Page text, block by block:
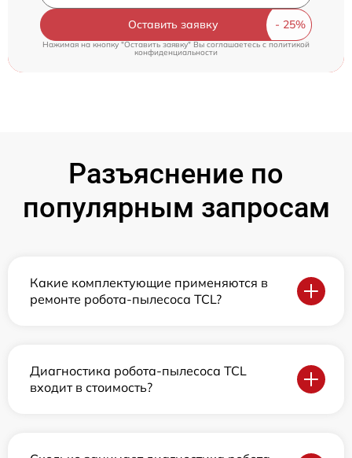
Оставить заявку
Нажимая на кнопку "Оставить заявку" Вы соглашаетесь cполитикой
конфиденциальности
Разъяснение по
популярным запросам
Какие комплектующие применяются в
ремонте робота-пылесоса TCL?
Диагностика робота-пылесоса TCL
входит в стоимость?